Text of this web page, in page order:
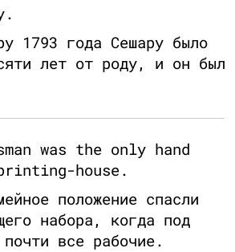
1793 года Сешару было
лет от роду, и он был
was the only hand
house.
положение спасли
набора, когда под
все рабочие.